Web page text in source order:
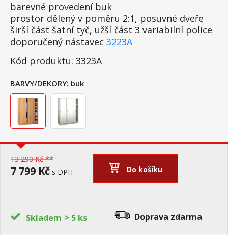
barevné provedení buk
prostor dělený v poměru 2:1, posuvné dveře
širší část šatní tyč, užší část 3 variabilní police
doporučený nástavec 3223A
Kód produktu: 3323A
BARVY/DEKORY: buk
13 290 Kč **
7 799 Kč s DPH Do košíku
Skladem > 5 ks Doprava zdarma